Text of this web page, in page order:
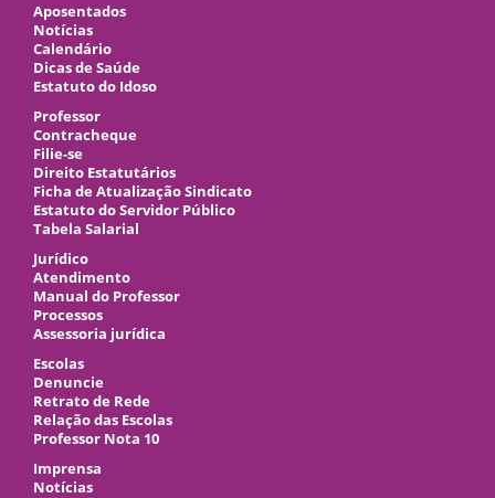
Aposentados
Notícias
Calendário
Dicas de Saúde
Estatuto do Idoso
Professor
Contracheque
Filie-se
Direito Estatutários
Ficha de Atualização Sindicato
Estatuto do Servidor Público
Tabela Salarial
Jurídico
Atendimento
Manual do Professor
Processos
Assessoria jurídica
Escolas
Denuncie
Retrato de Rede
Relação das Escolas
Professor Nota 10
Imprensa
Notícias